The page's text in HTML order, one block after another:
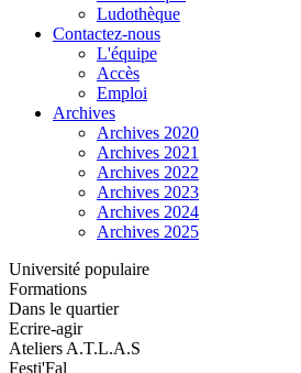
Ludothèque
Contactez-nous
L'équipe
Accès
Emploi
Archives
Archives 2020
Archives 2021
Archives 2022
Archives 2023
Archives 2024
Archives 2025
Université populaire
Formations
Dans le quartier
Ecrire-agir
Ateliers A.T.L.A.S
Festi'Fal